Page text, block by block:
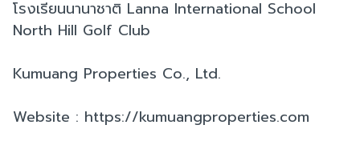
โรงเรียนนานาชาติ Lanna International School
North Hill Golf Club
Kumuang Properties Co., Ltd.
Website : https://kumuangproperties.com